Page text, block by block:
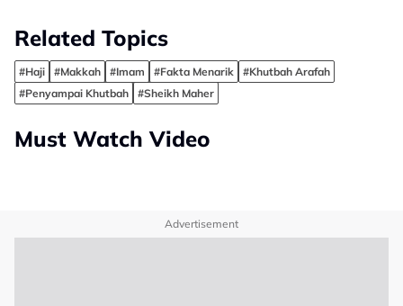
Related Topics
#Haji #Makkah #Imam #Fakta Menarik
#Khutbah Arafah
#Penyampai Khutbah
#Sheikh Maher
Must Watch Video
Advertisement